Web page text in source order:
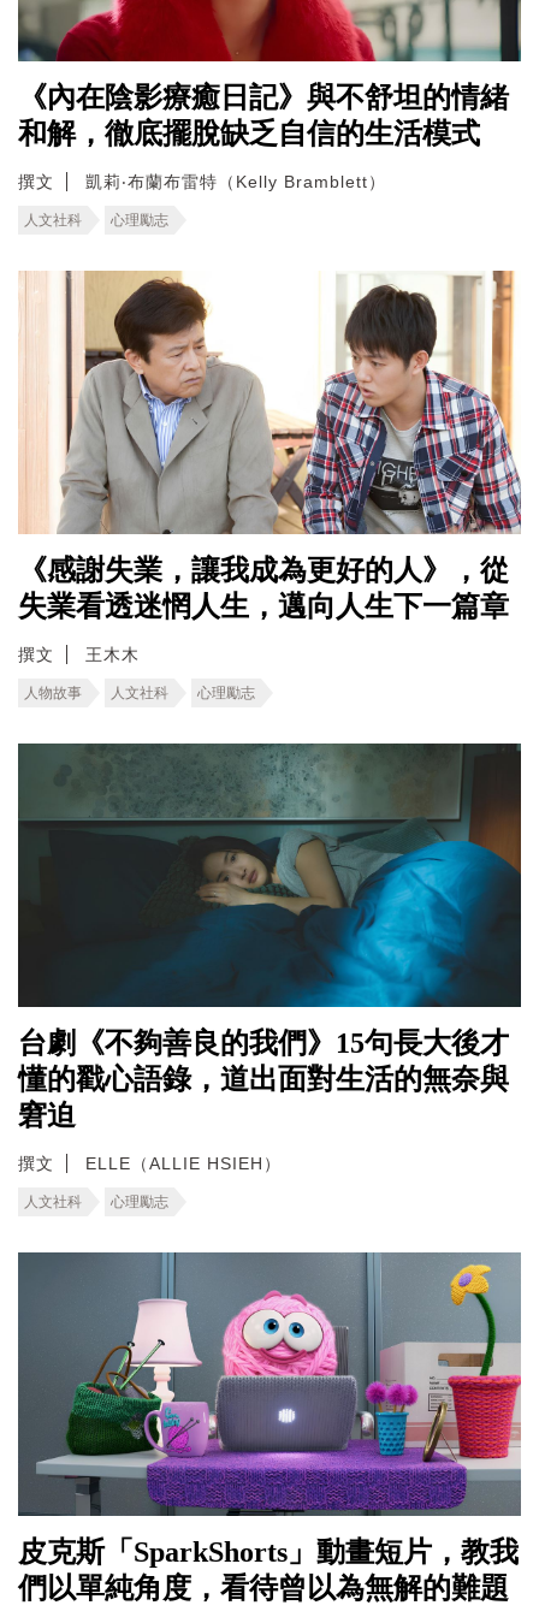
《內在陰影療癒日記》與不舒坦的情緒
和解，徹底擺脫缺乏自信的生活模式
撰文 凱莉‧布蘭布雷特（Kelly Bramblett）
人文社科 心理勵志
《感謝失業，讓我成為更好的人》，從
失業看透迷惘人生，邁向人生下一篇章
撰文 王木木
人物故事 人文社科 心理勵志
台劇《不夠善良的我們》15句長大後才
懂的戳心語錄，道出面對生活的無奈與
窘迫
撰文 ELLE（ALLIE HSIEH）
人文社科 心理勵志
皮克斯「SparkShorts」動畫短片，教我
們以單純角度，看待曾以為無解的難題